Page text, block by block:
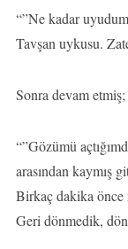
“”Ne kadar
Tavşan uykusu.
Sonra devam etmiş;
“”Gözümü
arasından kaymış
Birkaç dakika önce
Geri dönmedik,